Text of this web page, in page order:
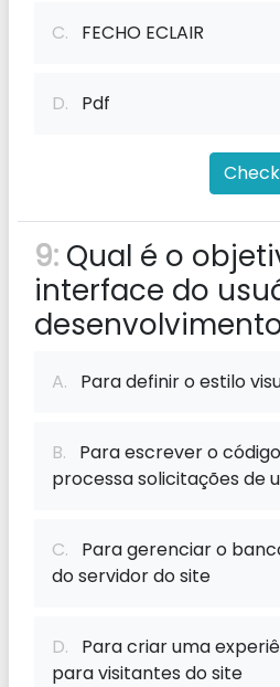
C. FECHO ECLAIR
D. Pdf
9: Qual é o
interface do
A. Para definir o estilo
B. Para escrever o
processa solicitações de
C. Para gerenciar o
do servidor do site
D. Para criar uma
para visitantes do site